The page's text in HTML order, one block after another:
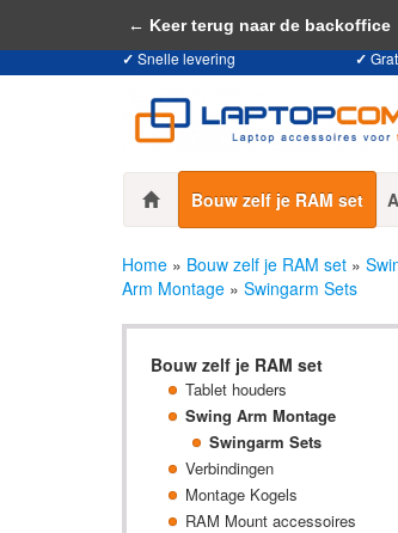
✓ Snelle levering ✓
Bouw zelf je RAM set
Home » Bouw zelf je RAM set »
Arm Montage » Swingarm Sets
Bouw zelf je RAM set
Tablet houders
Swing Arm Montage
Swingarm Sets
Verbindingen
Montage Kogels
RAM Mount accessoires
Door het gebruiken
← Keer terug naar de backoffice